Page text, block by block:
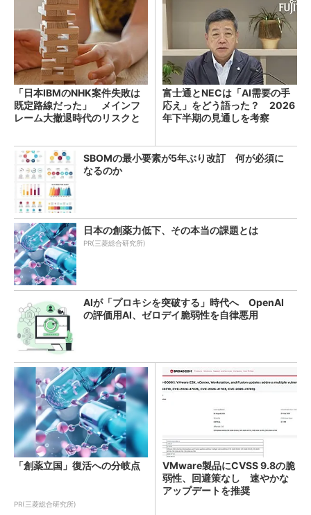
「日本IBMのNHK案件失敗は
既定路線だった」 メインフ
レーム大撤退時代のリスクと
富士通とNECは「AI需要の手
応え」をどう語った？ 2026
年下半期の見通しを考察
SBOMの最小要素が5年ぶり改訂 何が必須に
なるのか
日本の創薬力低下、その本当の課題とは
PR(三菱総合研究所)
AIが「プロキシを突破する」時代へ OpenAI
の評価用AI、ゼロデイ脆弱性を自律悪用
「創薬立国」復活への分岐点
PR(三菱総合研究所)
VMware製品にCVSS 9.8の脆
弱性、回避策なし 速やかな
アップデートを推奨